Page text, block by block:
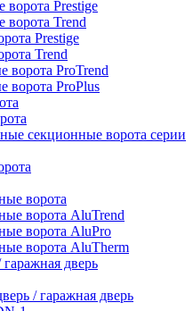
ворота Prestige
ворота Trend
Prestige
Trend
ProTrend
ProPlus
секционные ворота серии
ворота
ворота AluTrend
ворота AluPro
ворота AluTherm
гаражная дверь
/ гаражная дверь